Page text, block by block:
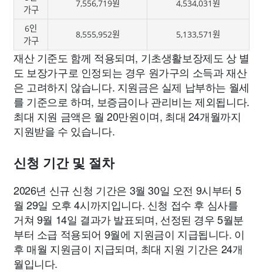
가구
7,556,719원 4,534,031원
6인
가구
8,555,952원 5,133,571원
재산 기준도 함께 적용되며, 기초생활보장제도 상 별
도 보장가구로 인정되는 경우 원가구의 소득과 재산
은 고려하지 않습니다. 지원금은 실제 납부하는 월세
를 기준으로 하며, 보증금이나 관리비는 제외됩니다.
최대 지원 금액은 월 20만원이며, 최대 24개월까지
지원받을 수 있습니다.
신청 기간 및 절차
2026년 신규 신청 기간은 3월 30일 오전 9시부터 5
월 29일 오후 4시까지입니다. 신청 접수 후 심사를
거쳐 9월 14일 결과가 발표되며, 선정된 경우 5월분
부터 소급 적용되어 9월에 지원금이 지급됩니다. 이
후 매월 지원금이 지급되며, 최대 지원 기간은 24개
월입니다.